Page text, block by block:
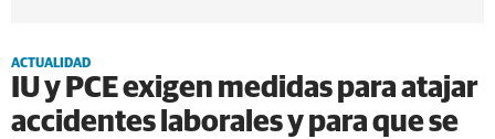
ACTUALIDAD
IU y PCE exigen medidas para atajar
accidentes laborales y para que se